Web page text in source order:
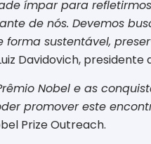
ímpar para
de nós. Devemos
sustentável,
Davidovich,
Nobel e as
promover este
Prize Outreach.